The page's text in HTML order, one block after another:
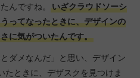
んですね。
いざクラウドソーシ
ってなったときに、デザインの
に気がついたんです。
ダメなんだ」と思い、デザイン
ときに、デザスクを見つけま